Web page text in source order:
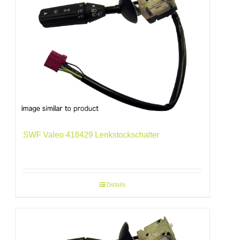
SWF Valeo 418429 Lenkstockschalter
Details